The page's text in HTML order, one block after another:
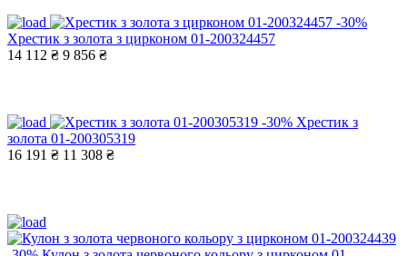
-30%
Хрестик з золота з цирконом 01-200324457
14 112 ₴ 9 856 ₴
-30% Хрестик з
золота 01-200305319
16 191 ₴ 11 308 ₴